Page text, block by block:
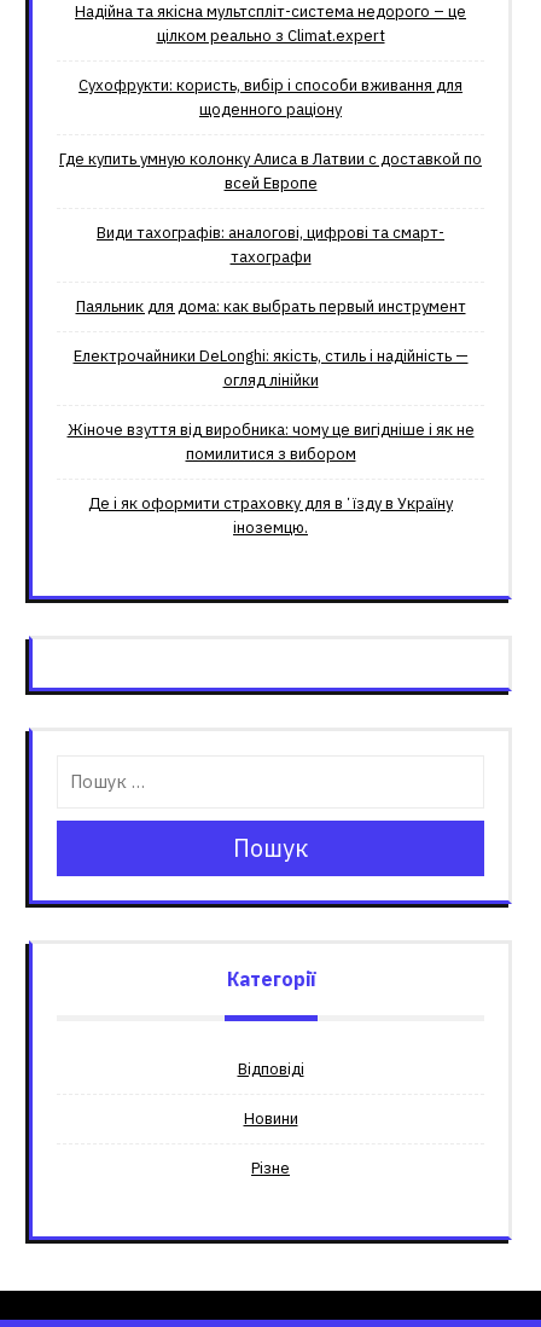
Надійна та якісна мультспліт-система недорого – це
цілком реально з Climat.еxpert
Сухофрукти: користь, вибір і способи вживання для
щоденного раціону
Где купить умную колонку Алиса в Латвии с доставкой по
всей Европе
Види тахографів: аналогові, цифрові та смарт-
тахографи
Паяльник для дома: как выбрать первый инструмент
Електрочайники DeLonghi: якість, стиль і надійність —
огляд лінійки
Жіноче взуття від виробника: чому це вигідніше і як не
помилитися з вибором
Де і як оформити страховку для вʼїзду в Україну
іноземцю.
Пошук
Категорії
Відповіді
Новини
Різне